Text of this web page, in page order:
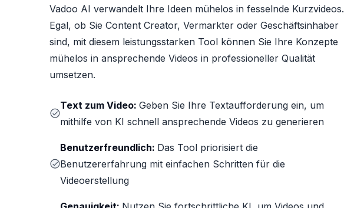
Vadoo AI verwandelt Ihre Ideen mühelos in fesselnde Kurzvideos.
Egal, ob Sie Content Creator, Vermarkter oder Geschäftsinhaber
sind, mit diesem leistungsstarken Tool können Sie Ihre Konzepte
mühelos in ansprechende Videos in professioneller Qualität
umsetzen.
Text zum Video: Geben Sie Ihre Textaufforderung ein, um
mithilfe von KI schnell ansprechende Videos zu generieren
Benutzerfreundlich: Das Tool priorisiert die
Benutzererfahrung mit einfachen Schritten für die
Videoerstellung